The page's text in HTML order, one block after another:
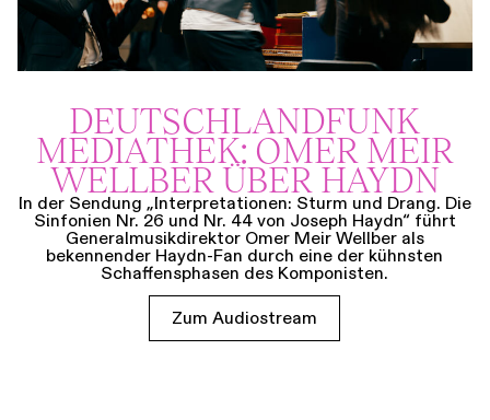
DEUTSCHLAND­FUNK
MEDIATHEK: OMER MEIR
WELLBER ÜBER HAYDN
In der Sendung „Interpretationen: Sturm und Drang. Die
Sinfonien Nr. 26 und Nr. 44 von Joseph Haydn“ führt
Generalmusikdirektor Omer Meir Wellber als
bekennender Haydn-Fan durch eine der kühnsten
Schaffensphasen des Komponisten.
Zum Audiostream